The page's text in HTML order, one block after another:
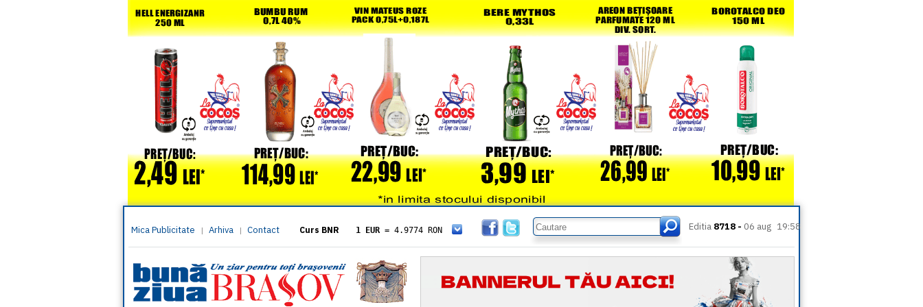
Mica Publicitate | Arhiva | Contact Curs BNR 1 EUR = 4.9774 RON
= 5.8304 RON
1 XAU= 464.4611 RON
1 AED= 1.1933 RON
1 AUD= 2.7957 RON
1 BGN= 2.5449 RON
Editia 8718 - 06 aug 19:58